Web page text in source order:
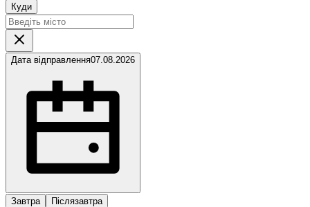
Куди
Дата відправлення07.08.2026
Завтра Післязавтра